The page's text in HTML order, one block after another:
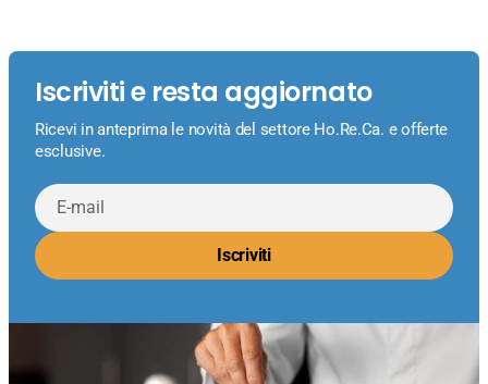
Iscriviti e resta aggiornato
Ricevi in anteprima le novità del settore Ho.Re.Ca. e offerte
esclusive.
E-
mail
Iscriviti